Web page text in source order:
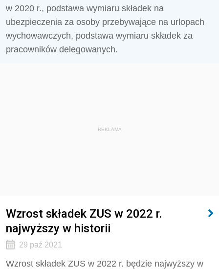
w 2020 r., podstawa wymiaru składek na
ubezpieczenia za osoby przebywające na urlopach
wychowawczych, podstawa wymiaru składek za
pracowników delegowanych.
REKLAMA
Wzrost składek ZUS w 2022 r.
najwyższy w historii
29 paź 2021
Wzrost składek ZUS w 2022 r. będzie najwyższy w